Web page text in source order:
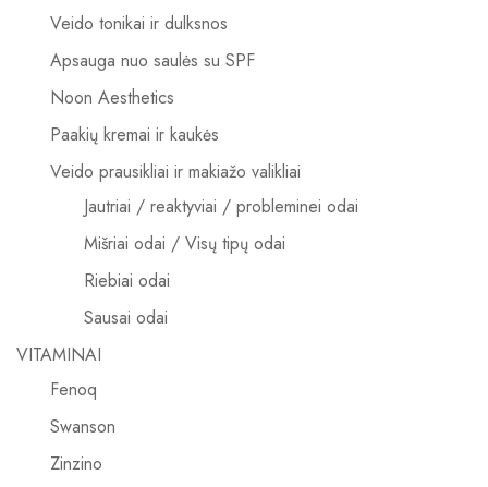
Veido tonikai ir dulksnos
Apsauga nuo saulės su SPF
Noon Aesthetics
Paakių kremai ir kaukės
Veido prausikliai ir makiažo valikliai
Jautriai / reaktyviai / probleminei odai
Mišriai odai / Visų tipų odai
Riebiai odai
Sausai odai
VITAMINAI
Fenoq
Swanson
Zinzino